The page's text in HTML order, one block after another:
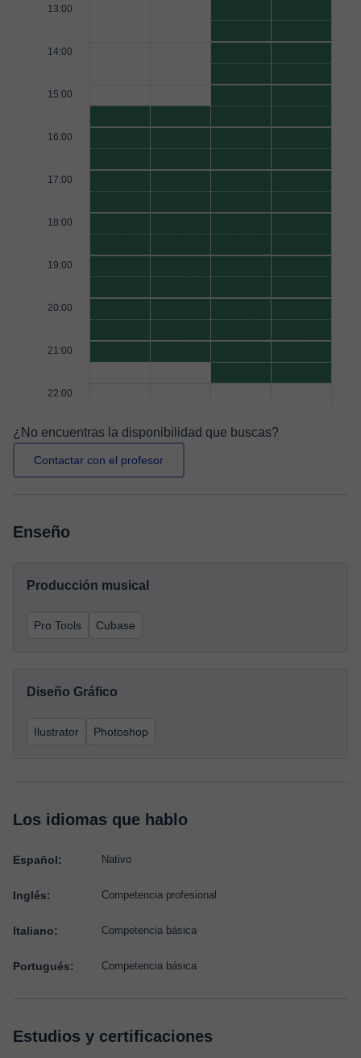
13:00
14:00
15:00
16:00
17:00
18:00
19:00
20:00
21:00
22:00
¿No encuentras la disponibilidad que buscas?
Contactar con el profesor
Enseño
Producción musical
Pro Tools Cubase
Diseño Gráfico
Ilustrator Photoshop
Los idiomas que hablo
Español: Nativo
Inglés: Competencia profesional
Italiano: Competencia básica
Portugués: Competencia básica
Estudios y certificaciones